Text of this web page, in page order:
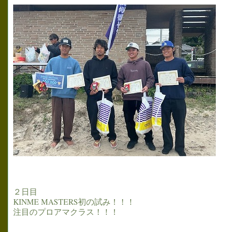
２日目
KINME MASTERS初の試み！！！
注目のプロアマクラス！！！